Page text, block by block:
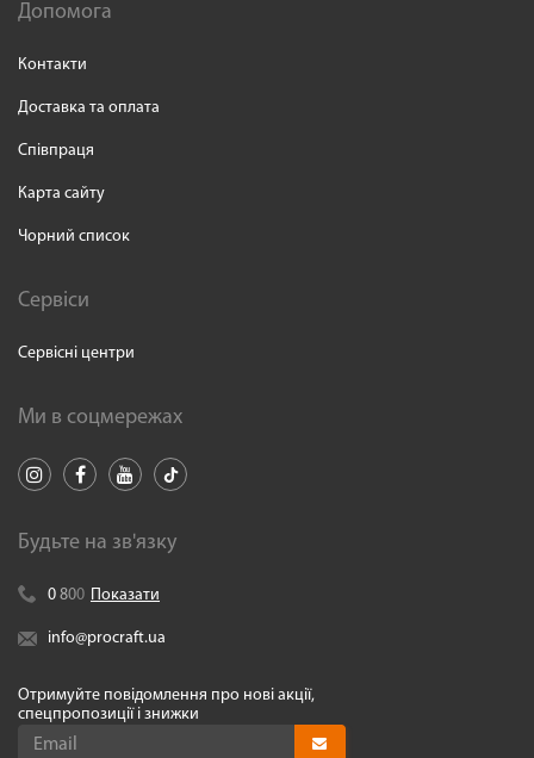
Допомога
Контакти
Доставка та оплата
Співпраця
Карта сайту
Чорний список
Сервіси
Сервісні центри
Ми в соцмережах
Будьте на зв'язку
0 800 Показати
info@procraft.ua
Отримуйте повідомлення про нові акції,
спецпропозиції і знижки